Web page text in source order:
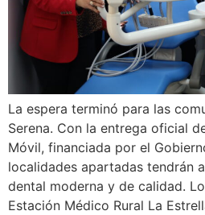
La espera terminó para las
Serena. Con la entrega oficial
Móvil, financiada por el
localidades apartadas tendrán
dental moderna y de calidad.
Estación Médico Rural La